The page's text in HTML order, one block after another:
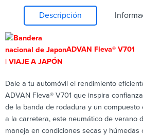
Descripción
ADVAN Fleva® V701
Dale a tu automóvil el rendimiento
ADVAN Fleva® V701 que inspira
de la banda de rodadura y un compuesto
a la carretera, este neumático de verano
maneja en condiciones secas y húmedas